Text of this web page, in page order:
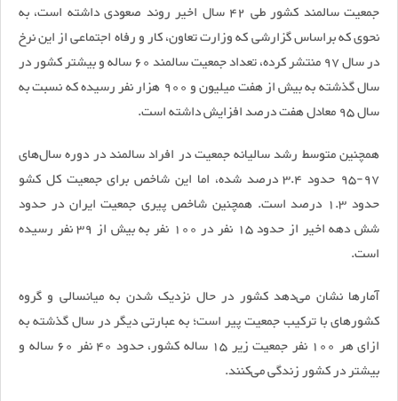
جمعیت سالمند کشور طی 42 سال اخیر روند صعودی داشته است، به
نحوی که براساس گزارشی که وزارت تعاون، کار و رفاه اجتماعی از این نرخ
در سال 97 منتشر کرده، تعداد جمعیت سالمند 60 ساله و بیشتر کشور در
سال گذشته به بیش از هفت میلیون و 900 هزار نفر رسیده که نسبت به
سال 95 معادل هفت درصد افزایش داشته است.
همچنین متوسط رشد سالیانه جمعیت در افراد سالمند در دوره سال‌های
97-95 حدود 3.4 درصد شده، اما این شاخص برای جمعیت کل کشو
حدود 1.3 درصد است. همچنین شاخص پیری جمعیت ایران در حدود
شش دهه اخیر از حدود 15 نفر در 100 نفر به بیش از 39 نفر رسیده
است.
آمارها نشان می‌دهد کشور در حال نزدیک شدن به میانسالی و گروه
کشورهای با ترکیب جمعیت پیر است؛ به عبارتی دیگر در سال گذشته به
ازای هر 100 نفر جمعیت زیر 15 ساله کشور، حدود 40 نفر 60 ساله و
بیشتر در کشور زندگی می‌کنند.